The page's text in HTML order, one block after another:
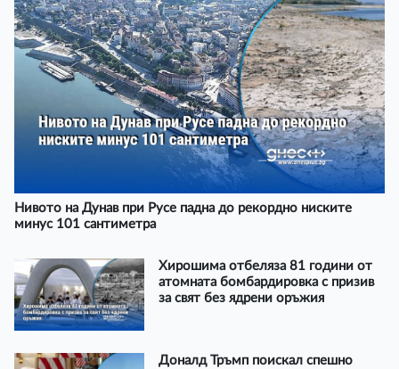
Нивото на Дунав при Русе падна до рекордно ниските
минус 101 сантиметра
Хирошима отбеляза 81 години от
атомната бомбардировка с призив
за свят без ядрени оръжия
Доналд Тръмп поискал спешно